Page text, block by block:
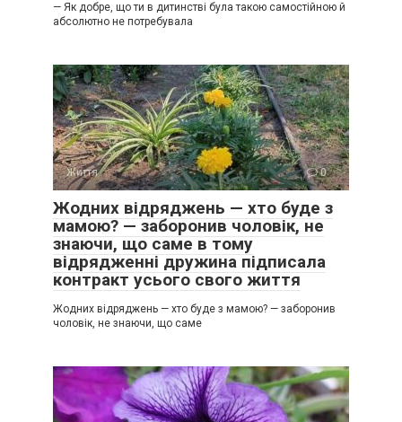
— Як добре, що ти в дитинстві була такою самостійною й
абсолютно не потребувала
Життя 0
Жодних відряджень — хто буде з
мамою? — заборонив чоловік, не
знаючи, що саме в тому
відрядженні дружина підписала
контракт усього свого життя
Жодних відряджень — хто буде з мамою? — заборонив
чоловік, не знаючи, що саме